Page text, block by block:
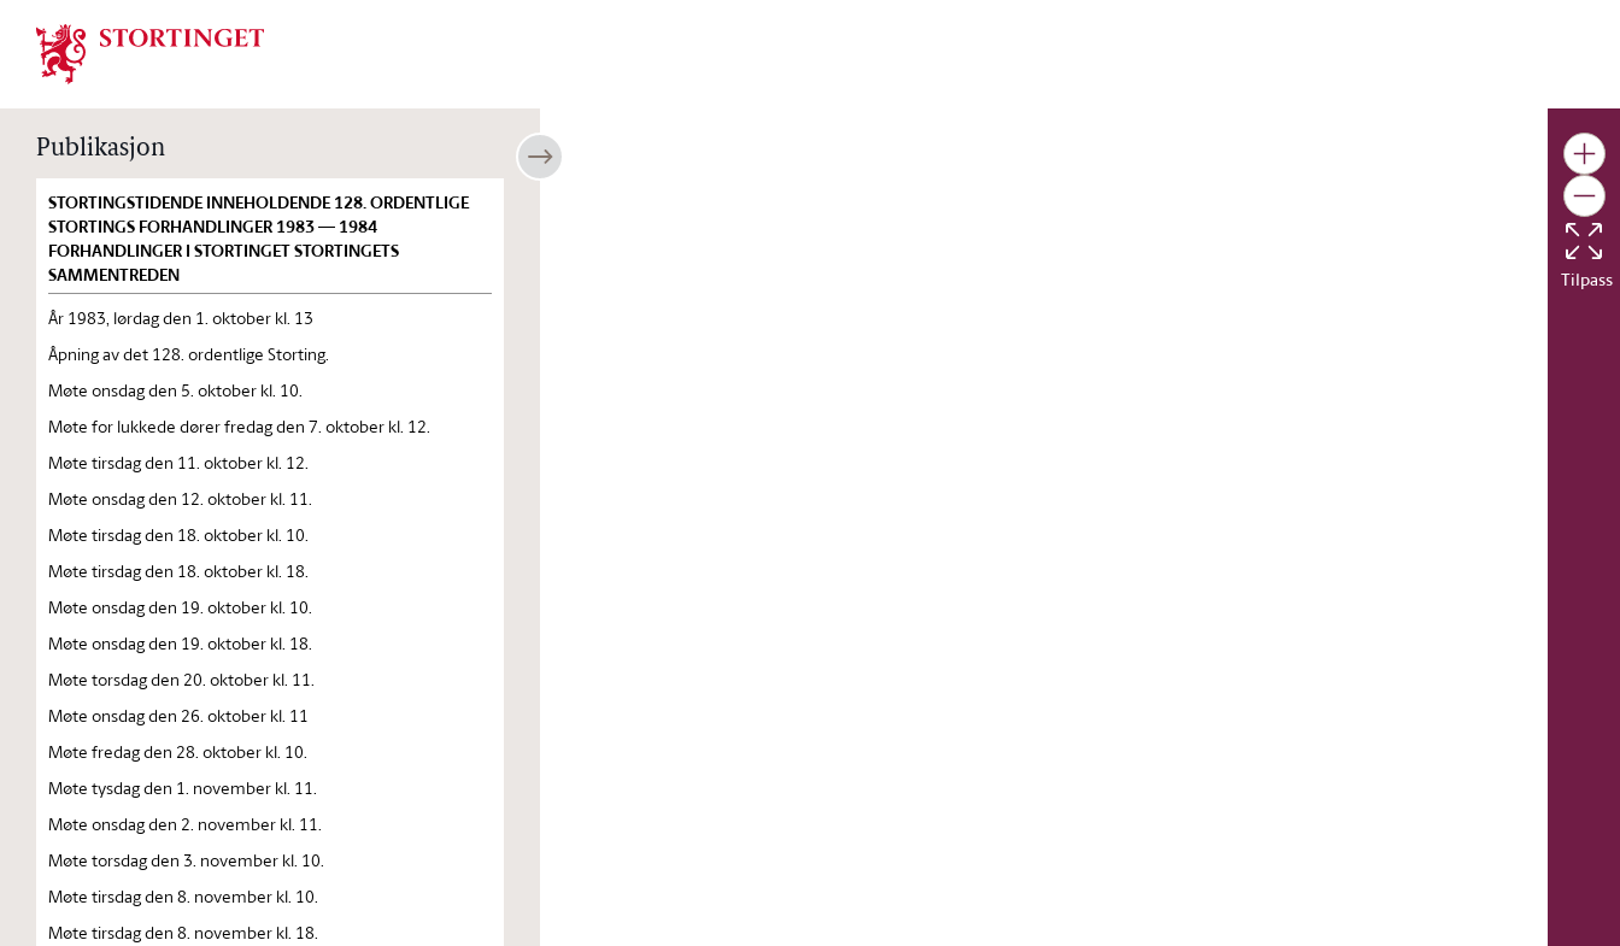
Stortinget.no
Publikasjon
STORTINGSTIDENDE INNEHOLDENDE 128. ORDENTLIGE
STORTINGS FORHANDLINGER 1983 — 1984
FORHANDLINGER I STORTINGET STORTINGETS
SAMMENTREDEN
År 1983, lørdag den 1. oktober kl. 13
Åpning av det 128. ordentlige Storting.
Møte onsdag den 5. oktober kl. 10.
Møte for lukkede dører fredag den 7. oktober kl. 12.
Møte tirsdag den 11. oktober kl. 12.
Møte onsdag den 12. oktober kl. 11.
Møte tirsdag den 18. oktober kl. 10.
Møte tirsdag den 18. oktober kl. 18.
Møte onsdag den 19. oktober kl. 10.
Møte onsdag den 19. oktober kl. 18.
Møte torsdag den 20. oktober kl. 11.
Møte onsdag den 26. oktober kl. 11
Møte fredag den 28. oktober kl. 10.
Møte tysdag den 1. november kl. 11.
Møte onsdag den 2. november kl. 11.
Møte torsdag den 3. november kl. 10.
Møte tirsdag den 8. november kl. 10.
Møte tirsdag den 8. november kl. 18.